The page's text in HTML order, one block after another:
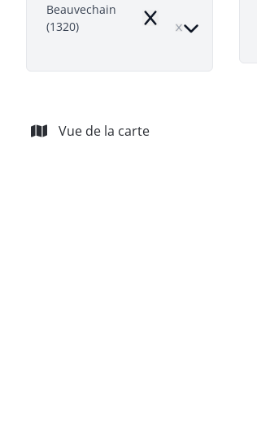
Beauvechain
(1320)
Remove
Vue de la carte